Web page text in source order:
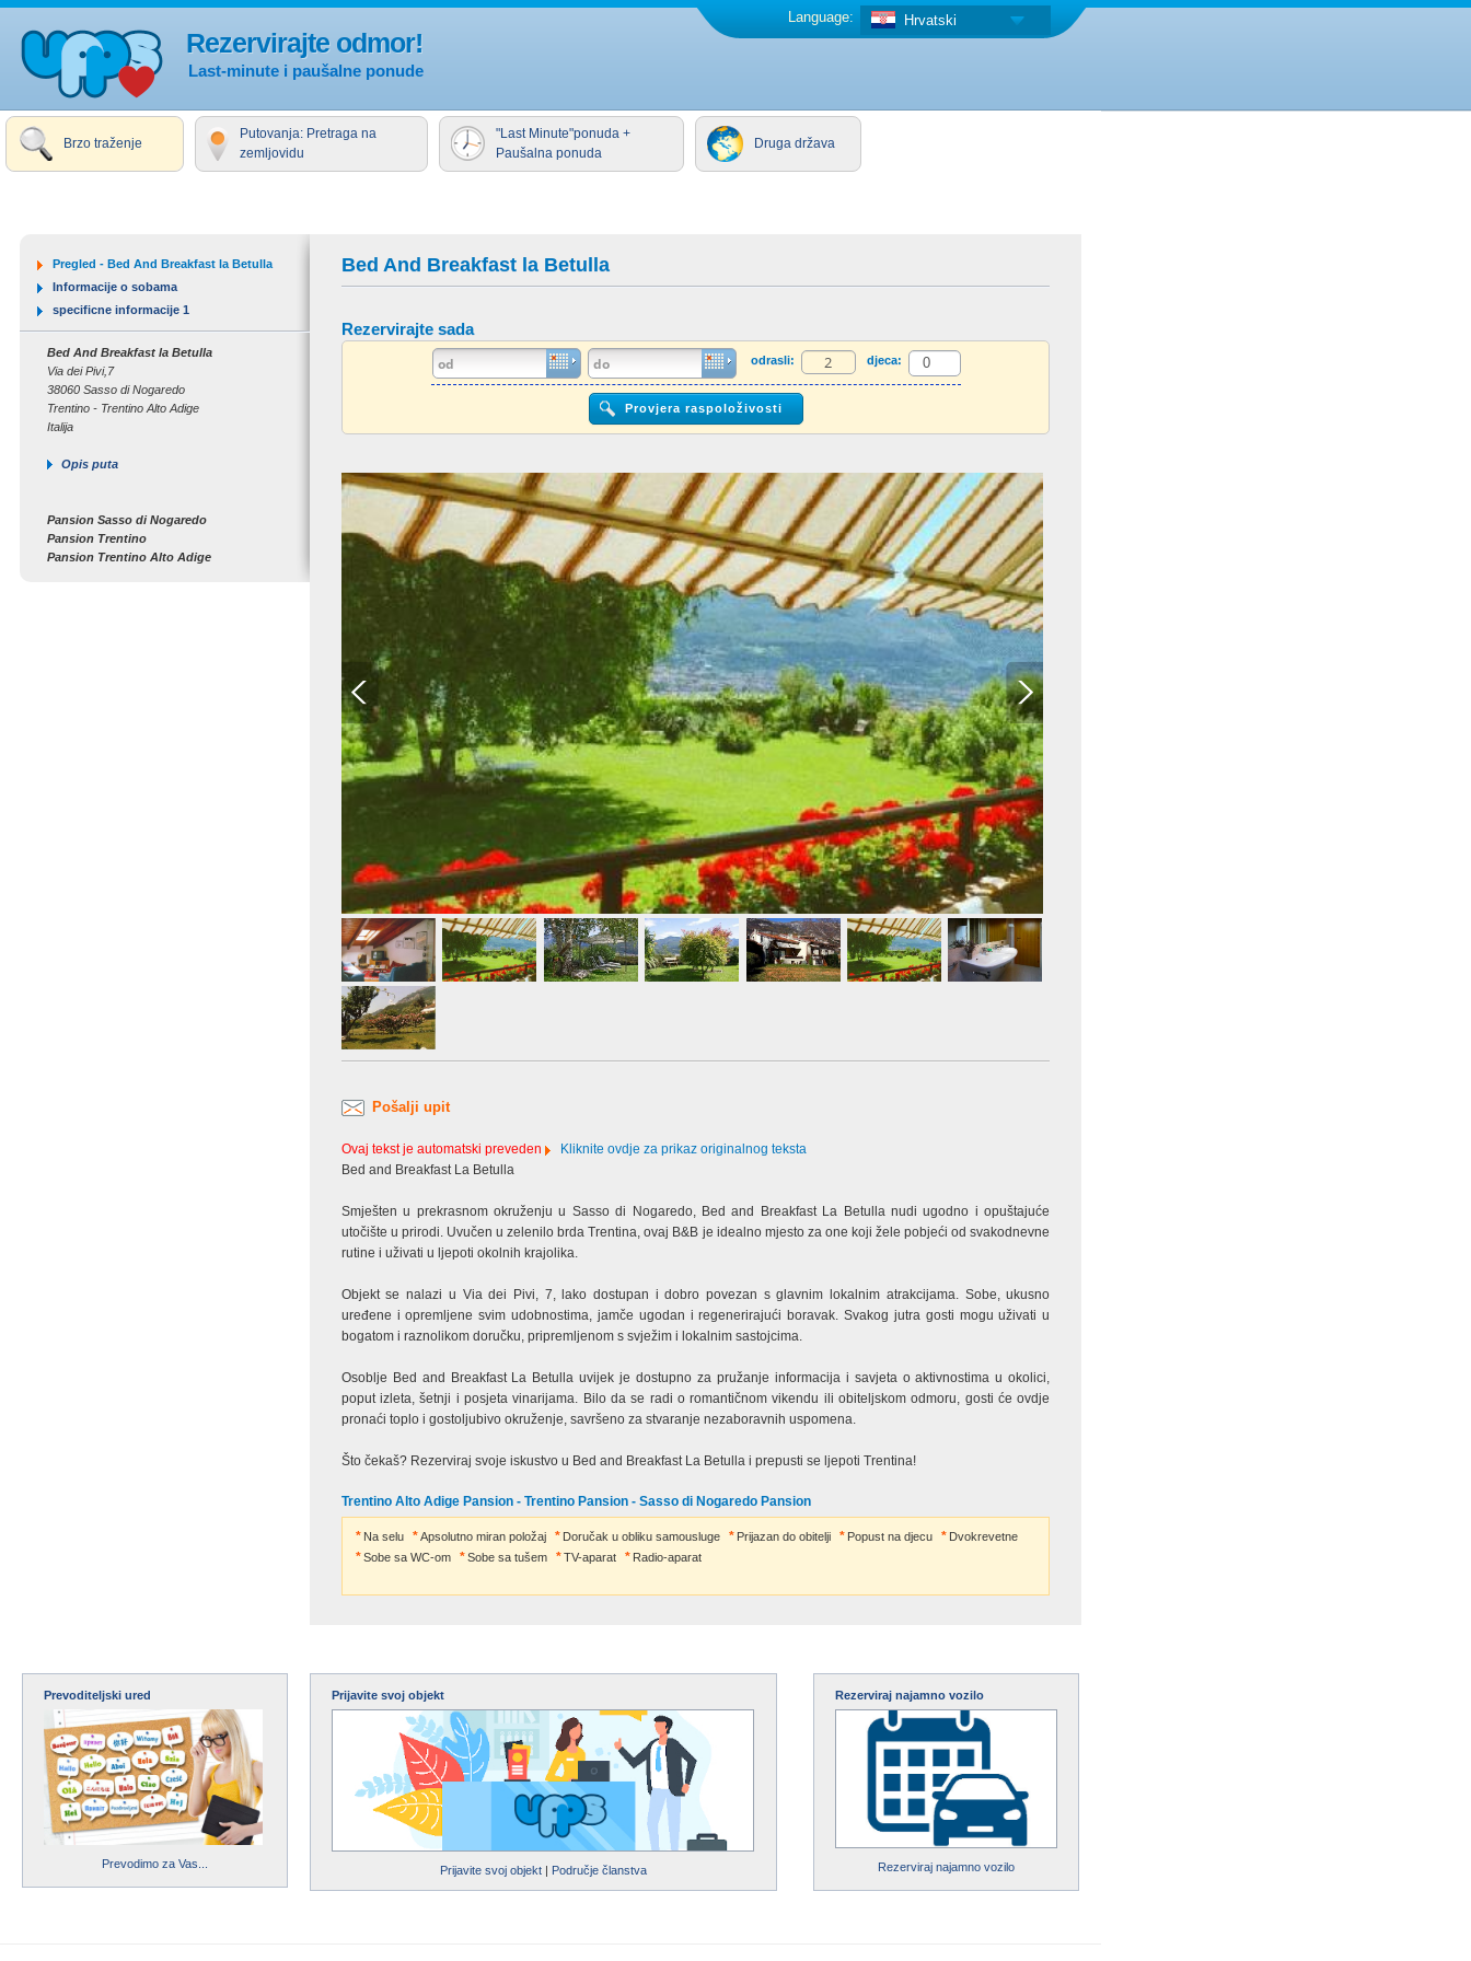
Rezervirajte odmor!
Last-minute i paušalne ponude
Hrvatski
Language:
Brzo traženje
Putovanja: Pretraga na
zemljovidu
"Last Minute"ponuda +
Paušalna ponuda
Druga država
Bed And Breakfast la Betulla
Rezervirajte sada
odrasli: djeca:
Pošalji upit
Ovaj tekst je automatski preveden
Kliknite ovdje za prikaz originalnog teksta
Bed and Breakfast La Betulla
Smješten u prekrasnom okruženju u Sasso di Nogaredo, Bed and Breakfast La Betulla nudi ugodno i opuštajuće
utočište u prirodi. Uvučen u zelenilo brda Trentina, ovaj B&B je idealno mjesto za one koji žele pobjeći od svakodnevne
rutine i uživati u ljepoti okolnih krajolika.
Objekt se nalazi u Via dei Pivi, 7, lako dostupan i dobro povezan s glavnim lokalnim atrakcijama. Sobe, ukusno
uređene i opremljene svim udobnostima, jamče ugodan i regenerirajući boravak. Svakog jutra gosti mogu uživati u
bogatom i raznolikom doručku, pripremljenom s svježim i lokalnim sastojcima.
Osoblje Bed and Breakfast La Betulla uvijek je dostupno za pružanje informacija i savjeta o aktivnostima u okolici,
poput izleta, šetnji i posjeta vinarijama. Bilo da se radi o romantičnom vikendu ili obiteljskom odmoru, gosti će ovdje
pronaći toplo i gostoljubivo okruženje, savršeno za stvaranje nezaboravnih uspomena.
Što čekaš? Rezerviraj svoje iskustvo u Bed and Breakfast La Betulla i prepusti se ljepoti Trentina!
Trentino Alto Adige Pansion - Trentino Pansion - Sasso di Nogaredo Pansion
Na selu Apsolutno miran položaj Doručak u obliku samousluge Prijazan do obitelji Popust na djecu
Dvokrevetne
Sobe sa WC-om
Sobe sa tušem TV-aparat Radio-aparat
Pregled - Bed And Breakfast la Betulla
Informacije o sobama
specificne informacije 1
Bed And Breakfast la Betulla
Via dei Pivi,7
38060 Sasso di Nogaredo
Trentino - Trentino Alto Adige
Italija
Opis puta
Pansion Sasso di Nogaredo
Pansion Trentino
Pansion Trentino Alto Adige
Prevoditeljski ured
Prevodimo za Vas...
Prijavite svoj objekt
Prijavite svoj objekt| Područje članstva
Rezerviraj najamno vozilo
Rezerviraj najamno vozilo